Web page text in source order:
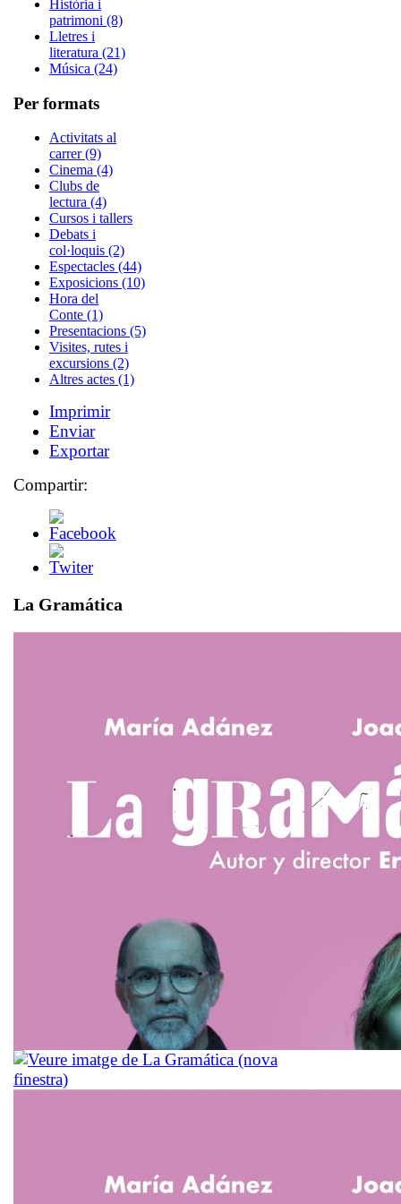
Història i
patrimoni (8)
Lletres i
literatura (21)
Música (24)
Per formats
Activitats al
carrer (9)
Cinema (4)
Clubs de
lectura (4)
Cursos i tallers
Debats i
col·loquis (2)
Espectacles (44)
Exposicions (10)
Hora del
Conte (1)
Presentacions (5)
Visites, rutes i
excursions (2)
Altres actes (1)
Imprimir
Enviar
Exportar
Compartir:
La Gramática